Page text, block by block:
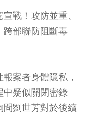
戰！攻防並重、
跨部聯防阻斷毒
案者身體隱私，
中疑似關閉密錄
劉世芳對於後續